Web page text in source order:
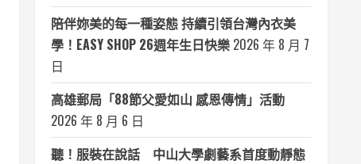
陪伴妳美的每一種姿態 持續引領台灣內衣美
學！EASY SHOP 26週年生日快樂 2026 年 8 月 7
日
高雄郵局「88節父愛如山 感恩傳情」活動
2026 年 8 月 6 日
聽！服裝在說話 中山大學劇藝系首度動靜態